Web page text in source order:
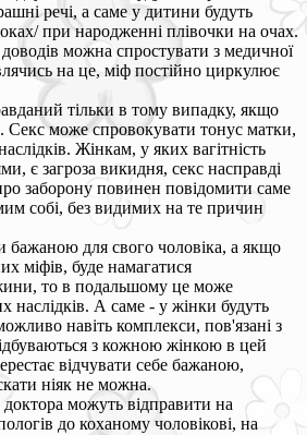
речі, а саме у дитини будуть
при народженні плівочки на очах.
можна спростувати з медичної
на це, міф постійно циркулює
тільки в тому випадку, якщо
Секс може спровокувати тонус матки,
Жінкам, у яких вагітність
є загроза викидня, секс насправді
заборону повинен повідомити саме
собі, без видимих на те причин
бажаною для свого чоловіка, а якщо
міфів, буде намагатися
то в подальшому це може
наслідків. А саме - у жінки будуть
навіть комплекси, пов'язані з
з кожною жінкою в цей
відчувати себе бажаною,
ніяк не можна.
можуть відправити на
до коханому чоловікові, на